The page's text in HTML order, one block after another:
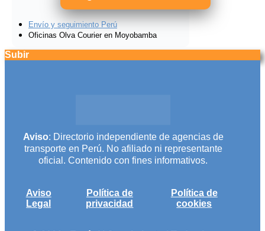
Envío y seguimiento Perú
Oficinas Olva Courier en Moyobamba
Subir
Aviso: Directorio independiente de agencias de
transporte en Perú. No afiliado ni representante
oficial. Contenido con fines informativos.
Aviso
Legal
Política de
privacidad
Política de
cookies